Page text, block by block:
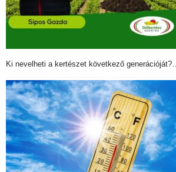
Ki nevelheti a kertészet következő generációját?…